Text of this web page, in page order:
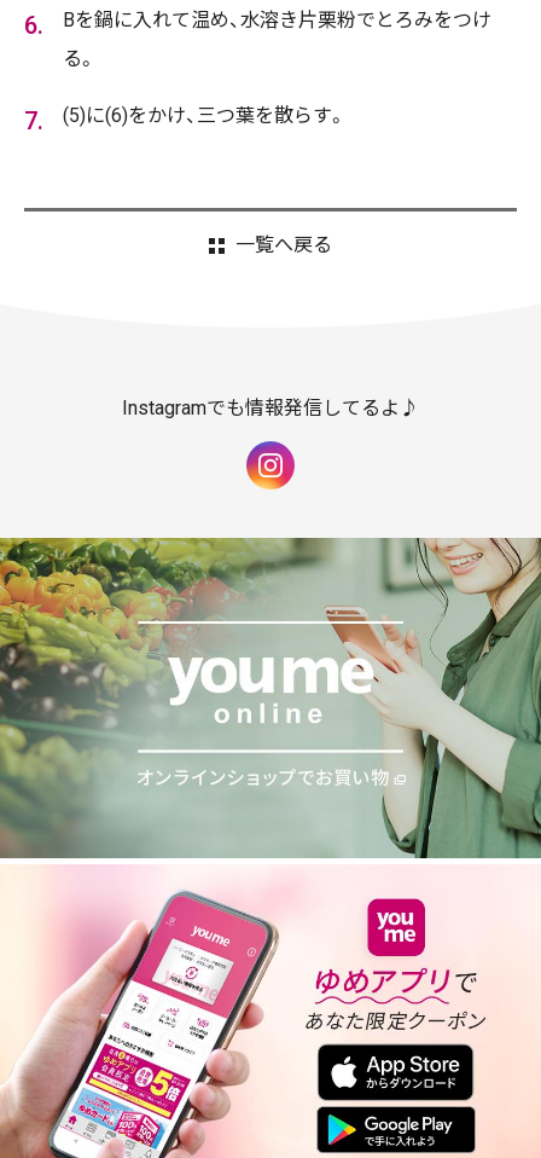
Bを鍋に入れて温め、水溶き片栗粉でとろみをつけ
る。
(5)に(6)をかけ、三つ葉を散らす。
一覧へ戻る
Instagramでも情報発信してるよ♪